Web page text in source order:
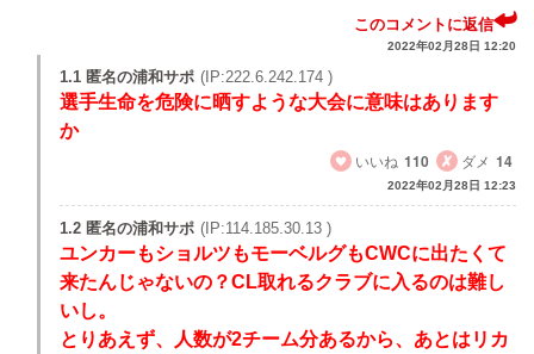
このコメントに返信
2022年02月28日 12:20
1.1 匿名の浦和サポ (IP:222.6.242.174 )
選手生命を危険に晒すような大会に意味はあります
か
いいね 110 ダメ 14
2022年02月28日 12:23
1.2 匿名の浦和サポ (IP:114.185.30.13 )
ユンカーもショルツもモーベルグもCWCに出たくて
来たんじゃないの？CL取れるクラブに入るのは難し
いし。
とりあえず、人数が2チーム分あるから、あとはリカ